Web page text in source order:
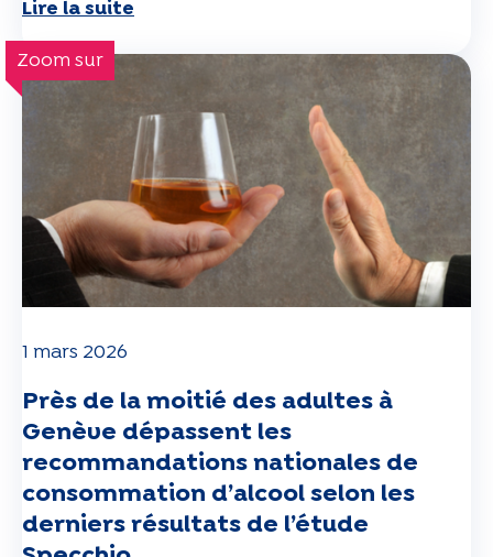
zones à risque, ouvrant la voie à des actions ciblées en
santé publique.
Lire la suite
Zoom sur
1 mars 2026
Près de la moitié des adultes à
Genève dépassent les
recommandations nationales de
consommation d’alcool selon les
derniers résultats de l’étude